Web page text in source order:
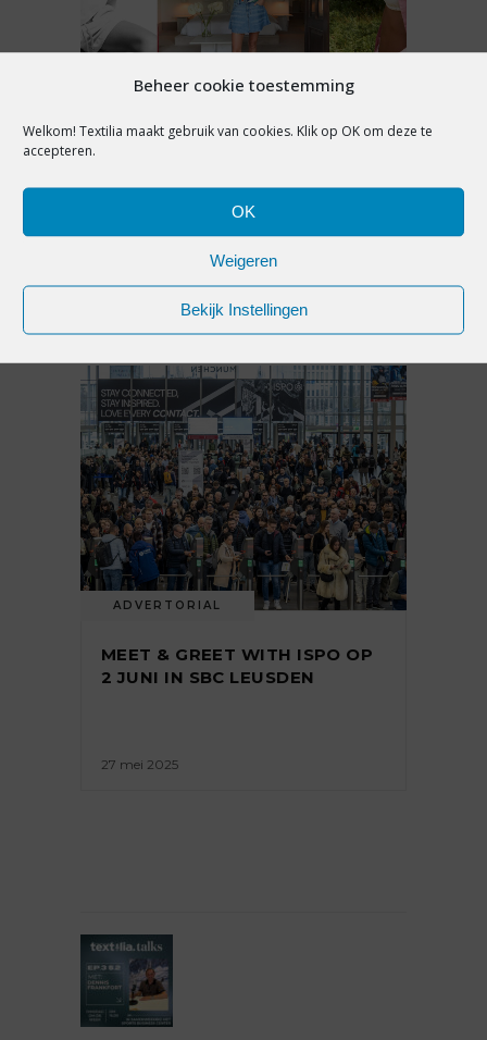
Beheer cookie toestemming
Welkom! Textilia maakt gebruik van cookies. Klik op OK om deze te
accepteren.
OK
Weigeren
Bekijk Instellingen
ADVERTORIAL
ADVERTORIAL
MEET & GREET WITH ISPO OP
2 JUNI IN SBC LEUSDEN
27 mei 2025